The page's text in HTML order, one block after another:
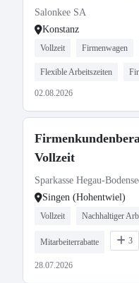
Salonkee SA
Konstanz
Vollzeit Firmenwagen
Flexible Arbeitszeiten
02.08.2026
Vollzeit
Sparkasse Hegau-
Singen (Hohentwiel)
Vollzeit Nachhaltiger
Mitarbeiterrabatte 3
28.07.2026